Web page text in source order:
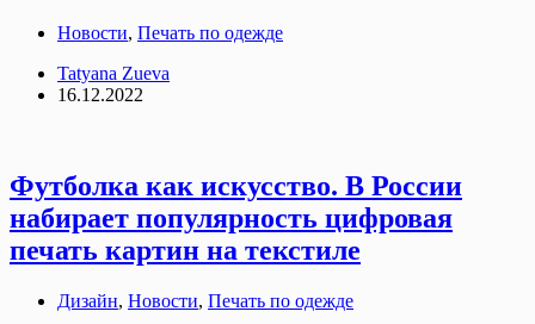
Новости, Печать по одежде
Tatyana Zueva
16.12.2022
Футболка как искусство. В России
набирает популярность цифровая
печать картин на текстиле
Дизайн, Новости, Печать по одежде